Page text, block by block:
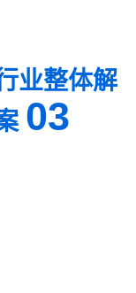
业整体解
03